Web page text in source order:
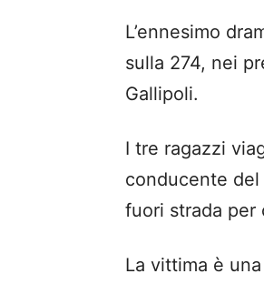
L’ennesimo
sulla 274, nei
Gallipoli.
I tre ragazzi
conducente
fuori strada per
La vittima è